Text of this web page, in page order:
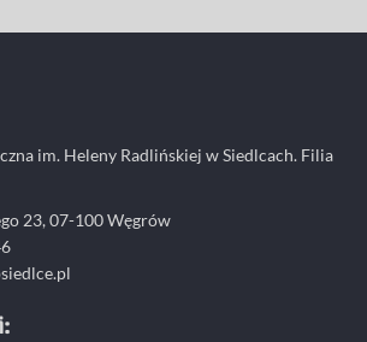
im. Heleny Radlińskiej w Siedlcach. Filia
23, 07-100 Węgrów